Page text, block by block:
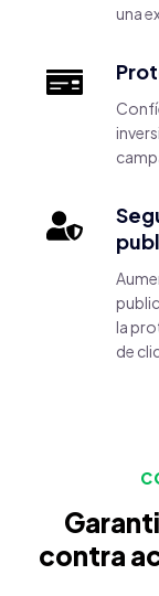
una
la
de
contra